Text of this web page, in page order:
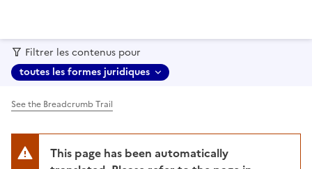
Filtrer les contenus pour
toutes les formes juridiques
See the Breadcrumb Trail
This page has been automatically